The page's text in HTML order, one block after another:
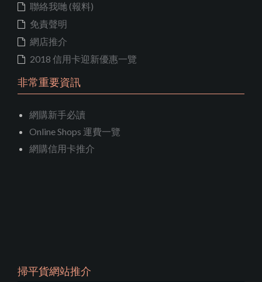
聯絡我哋 (報料)
免責聲明
網店推介
2018 信用卡迎新優惠一覽
非常重要資訊
網購新手必讀
Online Shops 運費一覽
網購信用卡推介
掃平貨網站推介